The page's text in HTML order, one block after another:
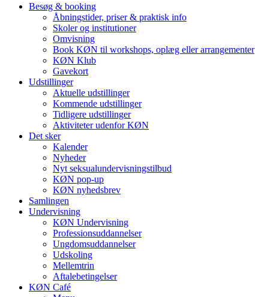
Besøg & booking
Åbningstider, priser & praktisk info
Skoler og institutioner
Omvisning
Book KØN til workshops, oplæg eller arrangementer
KØN Klub
Gavekort
Udstillinger
Aktuelle udstillinger
Kommende udstillinger
Tidligere udstillinger
Aktiviteter udenfor KØN
Det sker
Kalender
Nyheder
Nyt seksualundervisningstilbud
KØN pop-up
KØN nyhedsbrev
Samlingen
Undervisning
KØN Undervisning
Professionsuddannelser
Ungdomsuddannelser
Udskoling
Mellemtrin
Aftalebetingelser
KØN Café